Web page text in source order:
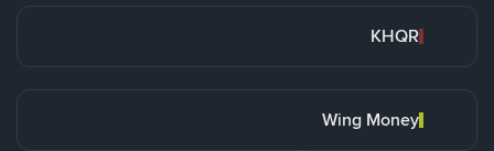
KHQR
Wing Money